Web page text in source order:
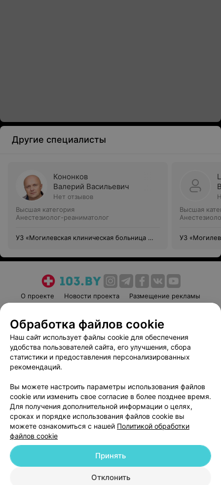
Другие специалисты
Кононков
Валерий Васильевич
Нет отзывов
Высшая категория
Анестезиолог-реаниматолог
УЗ «Могилевская клиническая больница №
Высшая
УЗ
О проекте Новости проекта
Размещение рекламы
Пользовательское соглашение
Способы оплаты
Вакансии
Партнеры
Написать руководителю 103.by
Обработка персональных данных
© 2026 ООО «Артокс Лаб», УНП 191700409
| 220012, Республика Беларусь,
Обработка файлов cookie
Наш сайт использует файлы cookie для обеспечения
удобства пользователей сайта, его улучшения, сбора
статистики и предоставления персонализированных
рекомендаций.
Вы можете настроить параметры использования файлов
cookie или изменить свое согласие в более позднее время.
Для получения дополнительной информации о целях,
сроках и порядке использования файлов cookie вы
можете ознакомиться с нашей Политикой обработки
файлов cookie
Отклонить
Принять